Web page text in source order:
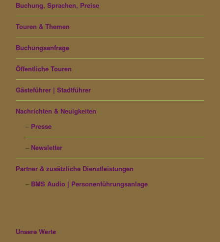
Buchung, Sprachen, Preise
Touren & Themen
Buchungsanfrage
Öffentliche Touren
Gästeführer | Stadtführer
Nachrichten & Neuigkeiten
Presse
Newsletter
Partner & zusätzliche Dienstleistungen
BMS Audio | Personenführungsanlage
Unsere Werte